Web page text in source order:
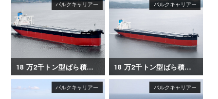
18 万2千トン型ばら積み運搬船「LIBERTY QUEEN」 18 万2千トン型ばら積み運搬船「VERITAS QUEEN」